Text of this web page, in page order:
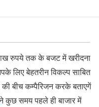
रुपये तक के बजट में खरीदना
लिए बेहतरीन विकल्प साबित
बीच कम्पैरिजन करके बताएगें
कुछ समय पहले ही बाजार में